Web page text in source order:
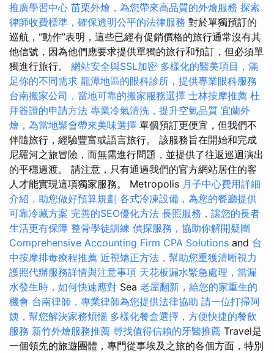
推廣學習中心 苗栗外燴，為您帶來高品質的外燴服務 探索
律師收費標準，確保透明公平的法律服務 對於單獨預訂的
巡航，“動作”表明，這些已經有促銷價格的旅行通常沒有其
他信號，因為他們應要求提供單獨的旅行和預訂，但必須單
獨進行旅行。 網站安全與SSL加密 多樣化的醫美項目，滿
足你的不同需求 龍潭地區的眼科診所，提供專業眼科服務
台南搬家公司，當地可靠的搬家服務選擇 士林按摩推薦 杜
拜簽證的申請方法 專業冷氣清洗，提升空氣品質 宜蘭外
燴，為當地聚會帶來美味選擇 單個預訂更便宜，但我們不
伴隨旅行，經驗豐富或語言旅行。 該服務旨在開始和完成
尼羅河之旅冒險，而無需進行問題，並提供了往返巡迴演出
的平穩過渡。 請注意，只有通過我們的官方網站居住的客
人才能實現這項獨家服務。 Metropolis 月子中心費用詳細
介紹，助您做好預算規劃 各式冷凍設備，為您的餐廳提供
可靠冷藏方案 完善的SEO優化方法 長照服務，讓您的長者
生活更有保障 整骨學徒訓練 偵探服務，協助你解開疑團
Comprehensive Accounting Firm CPA Solutions and 台
中按摩排毒療程推薦 近視矯正方法，幫助您重獲清晰視力
護照代辦服務詳情與注意事項 天花板漏水緊急處理，當漏
水發生時，如何快速應對 Sea 老屋翻新，給您的家重生的
機會 台南律師，專業律師為您提供法律協助 請一位打掃阿
姨，幫您解決家務煩惱 多樣化餐盒選擇，方便快捷的餐飲
服務 新竹外燴服務推薦 尋找值得信賴的牙醫推薦 Travel是
一個領先的旅遊團體，專門從事埃及之旅的各個方面，特別